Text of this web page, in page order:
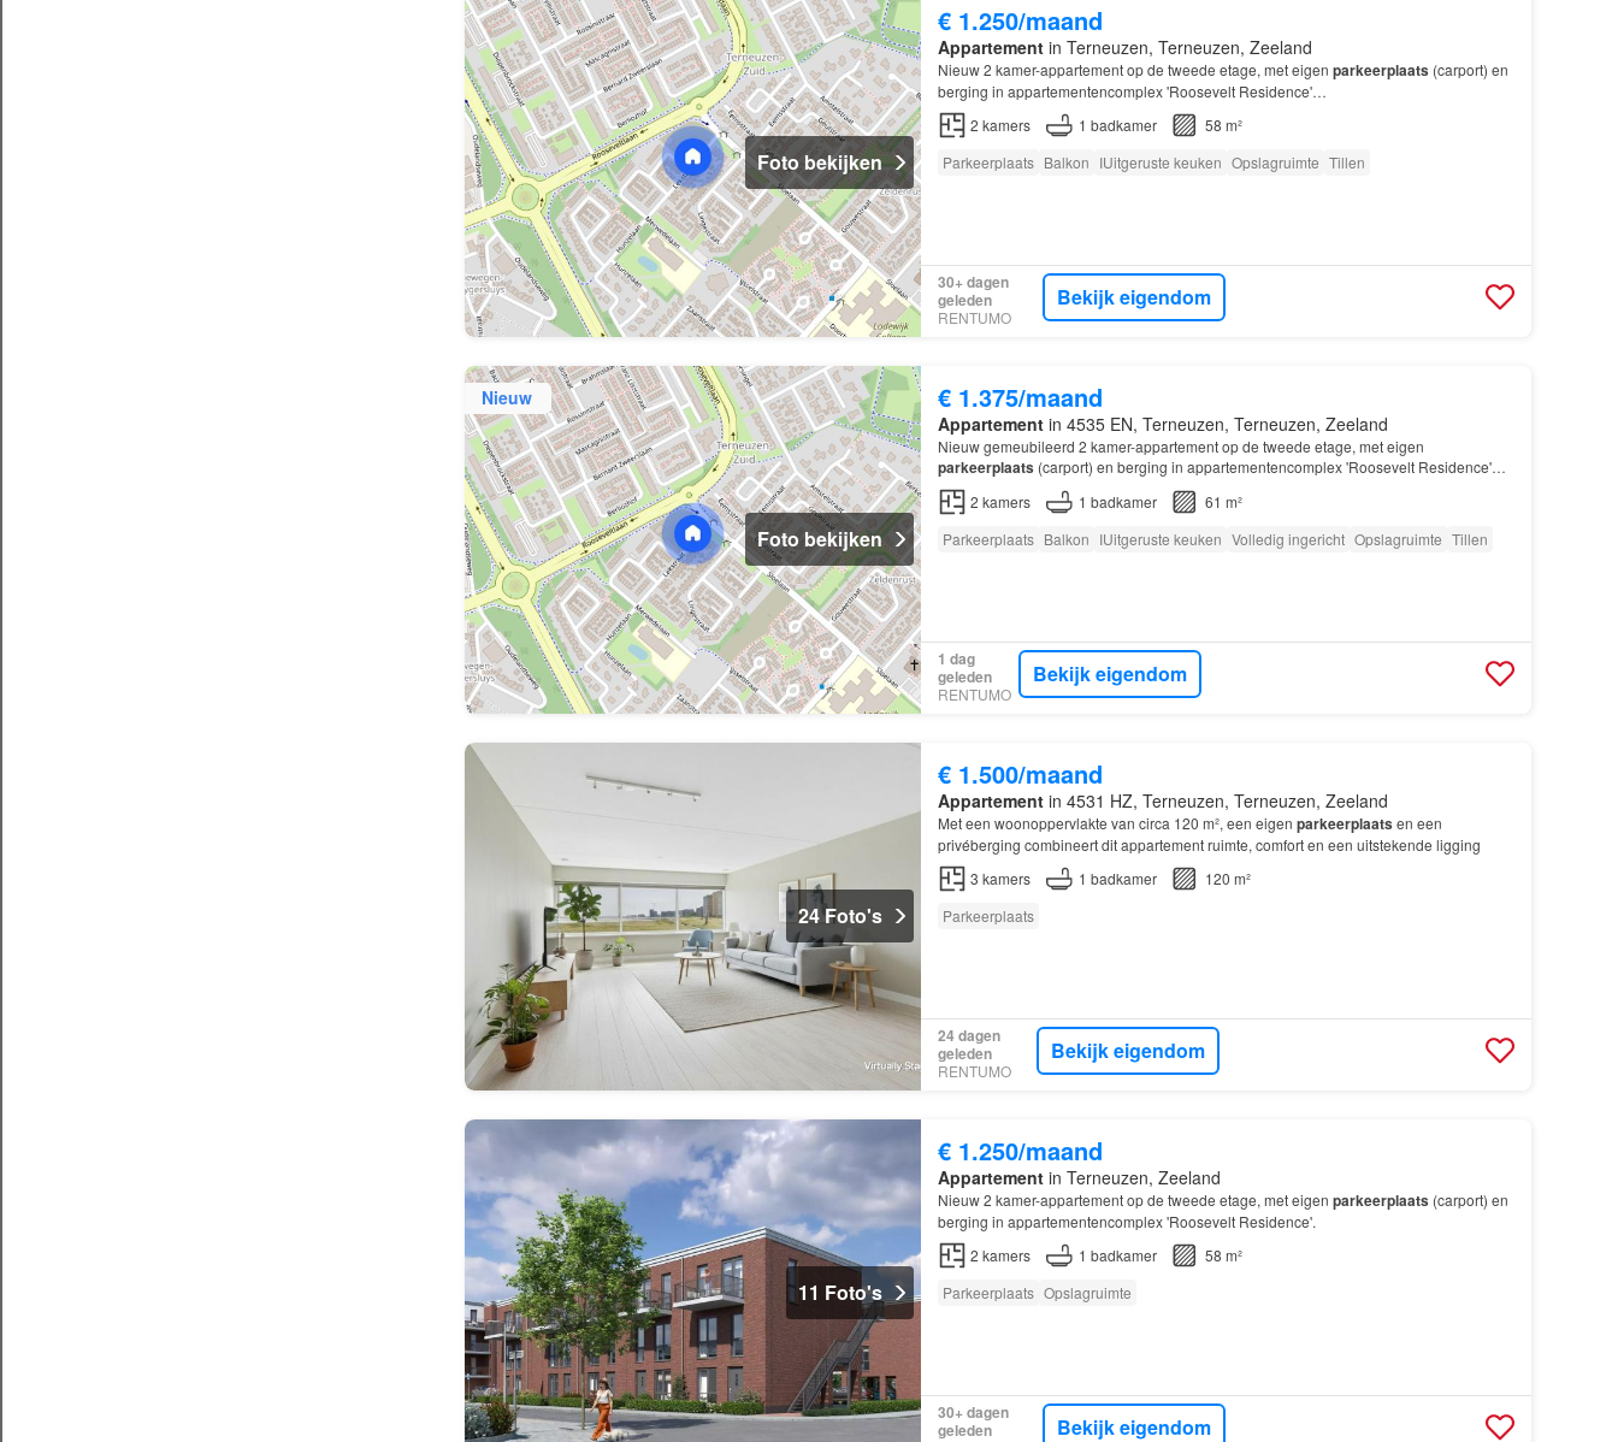
Foto bekijken
€ 1.250/maand
Appartementin Terneuzen, Terneuzen, Zeeland
Nieuw 2 kamer-appartement op de tweede etage, met eigen parkeerplaats (carport) en
berging in appartementencomplex 'Roosevelt Residence'…
2 kamers 1 badkamer
58 m²
Parkeerplaats Balkon IUitgeruste keuken Opslagruimte Tillen
30+ dagen
geleden
RENTUMO
Bekijk eigendom
Nieuw
Foto bekijken
€ 1.375/maand
Appartementin 4535 EN, Terneuzen, Terneuzen, Zeeland
Nieuw gemeubileerd 2 kamer-appartement op de tweede etage, met eigen
parkeerplaats (carport) en berging in appartementencomplex 'Roosevelt Residence'…
2 kamers 1 badkamer
61 m²
Parkeerplaats Balkon IUitgeruste keuken Volledig ingericht Opslagruimte Tillen
1 dag
geleden
RENTUMO
Bekijk eigendom
24 Foto's
€ 1.500/maand
Appartementin 4531 HZ, Terneuzen, Terneuzen, Zeeland
Met een woonoppervlakte van circa 120 m², een eigen parkeerplaats en een
privéberging combineert dit appartement ruimte, comfort en een uitstekende ligging
3 kamers 1 badkamer
120 m²
Parkeerplaats
24 dagen
geleden
RENTUMO
Bekijk eigendom
11 Foto's
€ 1.250/maand
Appartementin Terneuzen, Zeeland
Nieuw 2 kamer-appartement op de tweede etage, met eigen parkeerplaats (carport) en
berging in appartementencomplex 'Roosevelt Residence'.
2 kamers 1 badkamer
58 m²
Parkeerplaats Opslagruimte
30+ dagen
geleden
Bekijk eigendom